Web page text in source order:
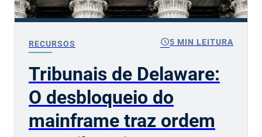
RECURSOS schedule5 MIN LEITURA
Tribunais de Delaware:
O desbloqueio do
mainframe traz ordem